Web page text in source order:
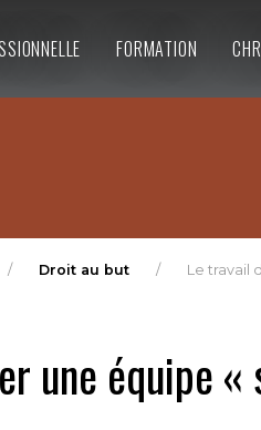
FORMATION
Droit au but Le travail
une équipe